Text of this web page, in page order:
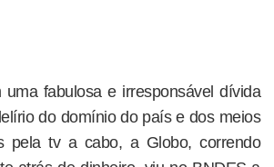
uma fabulosa e irresponsável dívida
do domínio do país e dos meios
pela tv a cabo, a Globo, correndo